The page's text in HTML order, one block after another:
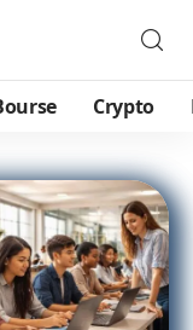
Crypto